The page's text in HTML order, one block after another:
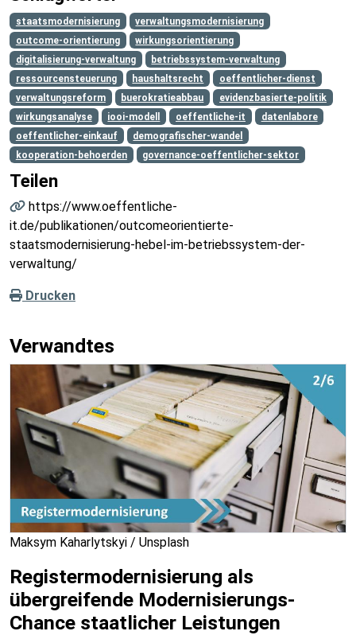
staatsmodernisierung
verwaltungsmodernisierung
outcome-orientierung
wirkungsorientierung
digitalisierung-verwaltung
betriebssystem-verwaltung
ressourcensteuerung
haushaltsrecht
oeffentlicher-dienst
verwaltungsreform
buerokratieabbau
evidenzbasierte-politik
wirkungsanalyse
iooi-modell oeffentliche-it
datenlabore
oeffentlicher-einkauf
demografischer-wandel
kooperation-behoerden
governance-oeffentlicher-sektor
Teilen
https://www.oeffentliche-
it.de/publikationen/outcomeorientierte-
staatsmodernisierung-hebel-im-betriebssystem-der-
verwaltung/
Drucken
Verwandtes
Maksym Kaharlytskyi / Unsplash
Registermodernisierung als
übergreifende Modernisierungs-
Chance staatlicher Leistungen